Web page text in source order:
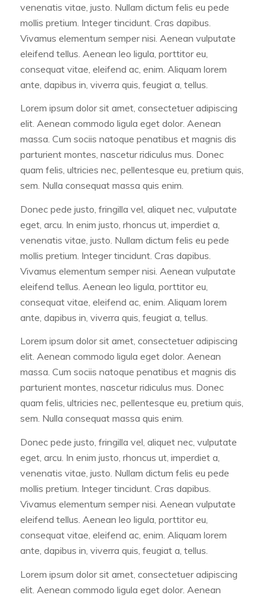
venenatis vitae, justo. Nullam dictum felis eu pede
mollis pretium. Integer tincidunt. Cras dapibus.
Vivamus elementum semper nisi. Aenean vulputate
eleifend tellus. Aenean leo ligula, porttitor eu,
consequat vitae, eleifend ac, enim. Aliquam lorem
ante, dapibus in, viverra quis, feugiat a, tellus.
Lorem ipsum dolor sit amet, consectetuer adipiscing
elit. Aenean commodo ligula eget dolor. Aenean
massa. Cum sociis natoque penatibus et magnis dis
parturient montes, nascetur ridiculus mus. Donec
quam felis, ultricies nec, pellentesque eu, pretium quis,
sem. Nulla consequat massa quis enim.
Donec pede justo, fringilla vel, aliquet nec, vulputate
eget, arcu. In enim justo, rhoncus ut, imperdiet a,
venenatis vitae, justo. Nullam dictum felis eu pede
mollis pretium. Integer tincidunt. Cras dapibus.
Vivamus elementum semper nisi. Aenean vulputate
eleifend tellus. Aenean leo ligula, porttitor eu,
consequat vitae, eleifend ac, enim. Aliquam lorem
ante, dapibus in, viverra quis, feugiat a, tellus.
Lorem ipsum dolor sit amet, consectetuer adipiscing
elit. Aenean commodo ligula eget dolor. Aenean
massa. Cum sociis natoque penatibus et magnis dis
parturient montes, nascetur ridiculus mus. Donec
quam felis, ultricies nec, pellentesque eu, pretium quis,
sem. Nulla consequat massa quis enim.
Donec pede justo, fringilla vel, aliquet nec, vulputate
eget, arcu. In enim justo, rhoncus ut, imperdiet a,
venenatis vitae, justo. Nullam dictum felis eu pede
mollis pretium. Integer tincidunt. Cras dapibus.
Vivamus elementum semper nisi. Aenean vulputate
eleifend tellus. Aenean leo ligula, porttitor eu,
consequat vitae, eleifend ac, enim. Aliquam lorem
ante, dapibus in, viverra quis, feugiat a, tellus.
Lorem ipsum dolor sit amet, consectetuer adipiscing
elit. Aenean commodo ligula eget dolor. Aenean